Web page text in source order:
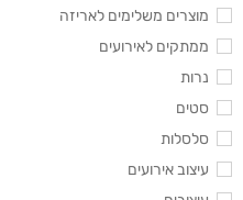
מוצרים משלימים לאריזה
ממתקים לאירועים
נרות
סטים
סלסלות
עיצוב אירועים